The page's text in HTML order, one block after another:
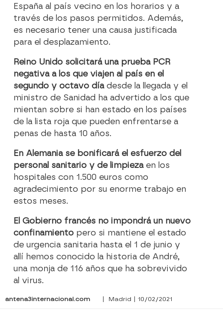
España al país vecino en los horarios y a
través de los pasos permitidos. Además,
es necesario tener una causa justificada
para el desplazamiento.
Reino Unido solicitará una prueba PCR
negativa a los que viajen al país en el
segundo y octavo díadesde la llegada y el
ministro de Sanidad ha advertido a los que
mientan sobre si han estado en los países
de la lista roja que pueden enfrentarse a
penas de hasta 10 años.
En Alemania se bonificará el esfuerzo del
personal sanitario y de limpieza en los
hospitales con 1.500 euros como
agradecimiento por su enorme trabajo en
estos meses.
El Gobierno francés no impondrá un nuevo
confinamiento pero si mantiene el estado
de urgencia sanitaria hasta el 1 de junio y
allí hemos conocido la historia de André,
una monja de 116 años que ha sobrevivido
al virus.
antena3internacional.com | Madrid | 10/02/2021